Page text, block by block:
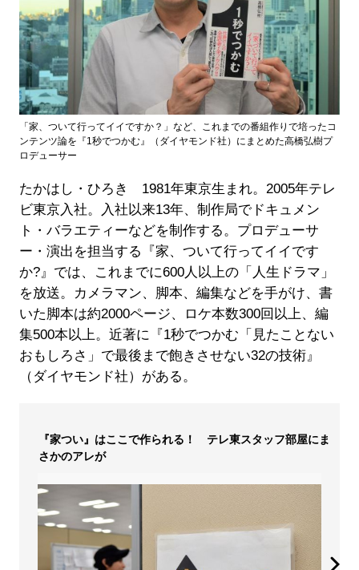
「家、ついて行ってイイですか？」など、これまでの番組作りで培ったコ
ンテンツ論を『1秒でつかむ』（ダイヤモンド社）にまとめた高橋弘樹プ
ロデューサー
たかはし・ひろき 1981年東京生まれ。2005年テレ
ビ東京入社。入社以来13年、制作局でドキュメン
ト・バラエティーなどを制作する。プロデューサ
ー・演出を担当する『家、ついて行ってイイです
か?』では、これまでに600人以上の「人生ドラマ」
を放送。カメラマン、脚本、編集などを手がけ、書
いた脚本は約2000ページ、ロケ本数300回以上、編
集500本以上。近著に『1秒でつかむ「見たことない
おもしろさ」で最後まで飽きさせない32の技術』
（ダイヤモンド社）がある。
『家つい』はここで作られる！ テレ東スタッフ部屋にま
さかのアレが